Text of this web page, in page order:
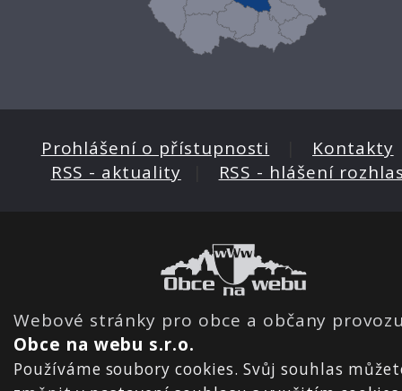
Prohlášení o přístupnosti Kontakty
RSS - aktuality
RSS - hlášení
Webové stránky pro obce a občany
Obce na webu s.r.o.
Používáme soubory cookies. Svůj souhlas